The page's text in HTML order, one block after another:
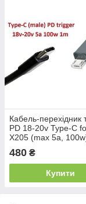
Кабель-перехідник
PD 18-20v Type-C
X205 (max 5a,
6.0x2.0mm 3pin
з USB Type-C (male)
Power
480 ₴
Купити